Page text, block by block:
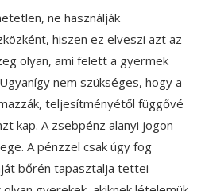
ne használják
hiszen ez elveszi azt az
olyan, ami felett a gyermek
nem szükséges, hogy a
teljesítményétől függővé
kap. A zsebpénz alanyi jogon
A pénzzel csak úgy fog
bőrén tapasztalja tettei